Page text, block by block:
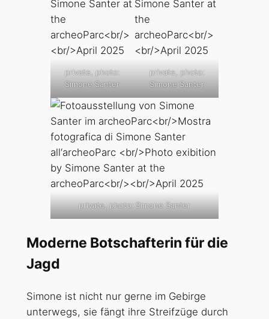
private, photo:
Simone Santer
private, photo:
Simone Santer
private, photo: Simone Santer
Moderne Botschafterin für die
Jagd
Simone ist nicht nur gerne im Gebirge
unterwegs, sie fängt ihre Streifzüge durch